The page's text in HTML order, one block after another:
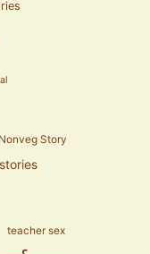
Nonveg Story
teacher sex